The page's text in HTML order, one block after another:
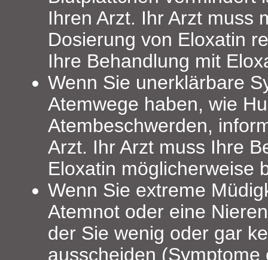
Ihren Arzt. Ihr Arzt muss
Dosierung von Eloxatin
Ihre Behandlung mit
Wenn Sie unerklärbare
Atemwege haben, wie
Atembeschwerden,
Arzt. Ihr Arzt muss Ihre
Eloxatin möglicherweise
Wenn Sie extreme
Atemnot oder eine
der Sie wenig oder gar
ausscheiden (Symptome